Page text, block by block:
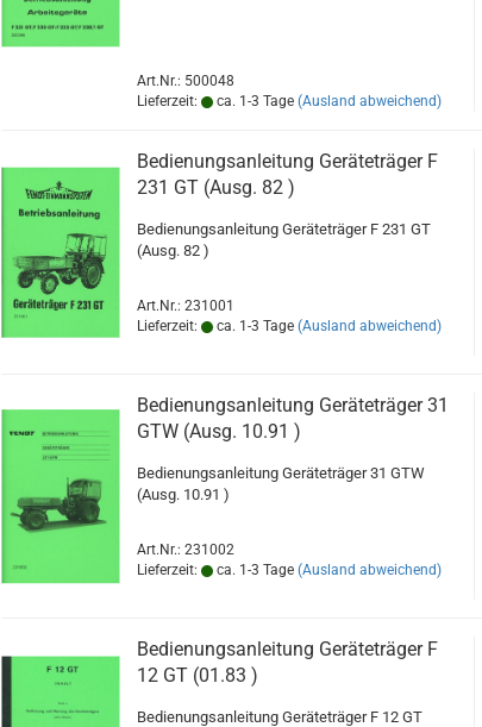
Art.Nr.: 500048
Lieferzeit:
ca. 1-3 Tage (Ausland abweichend)
Bedienungsanleitung Geräteträger F
231 GT (Ausg. 82 )
Bedienungsanleitung Geräteträger F 231 GT
(Ausg. 82 )
Art.Nr.: 231001
Lieferzeit:
ca. 1-3 Tage (Ausland abweichend)
Bedienungsanleitung Geräteträger 31
GTW (Ausg. 10.91 )
Bedienungsanleitung Geräteträger 31 GTW
(Ausg. 10.91 )
Art.Nr.: 231002
Lieferzeit:
ca. 1-3 Tage (Ausland abweichend)
Bedienungsanleitung Geräteträger F
12 GT (01.83 )
Bedienungsanleitung Geräteträger F 12 GT